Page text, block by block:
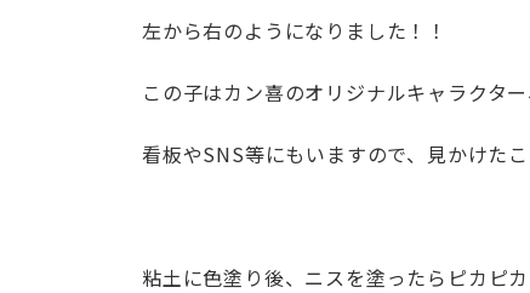
左から右のようになりました！！
この子はカン喜のオリジナルキャラクタ
看板やSNS等にもいますので、見かけた
粘土に色塗り後、ニスを塗ったらピカピ